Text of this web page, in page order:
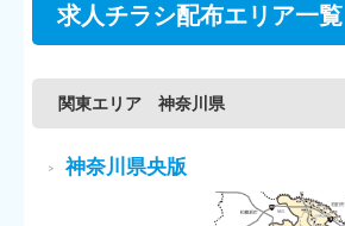
求人チラシ配布エリア一覧
関東エリア 神奈川県
神奈川県央版